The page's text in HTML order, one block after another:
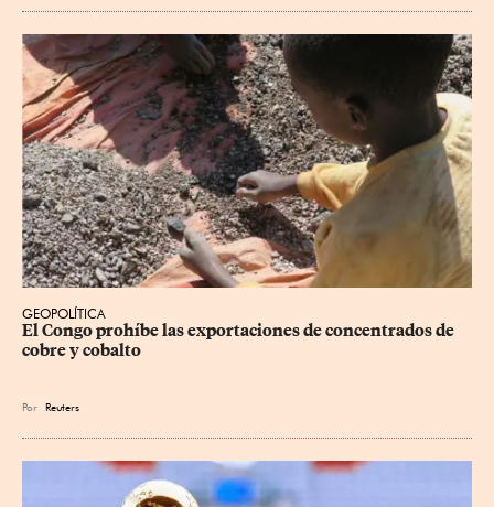
GEOPOLÍTICA
El Congo prohíbe las exportaciones de concentrados de
cobre y cobalto
Por Reuters